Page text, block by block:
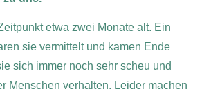
etwa zwei Monate alt. Ein
sie vermittelt und kamen Ende
sich immer noch sehr scheu und
Menschen verhalten. Leider machen